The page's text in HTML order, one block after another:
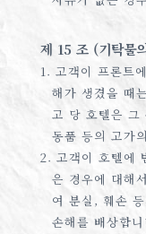
제 15 조 (기탁물
1. 고객이 프론트
해가 생겼을 때
고 당 호텔은 그
동품 등의 고가
2. 고객이 호텔에
은 경우에 대해
여 분실, 훼손
손해를 배상합